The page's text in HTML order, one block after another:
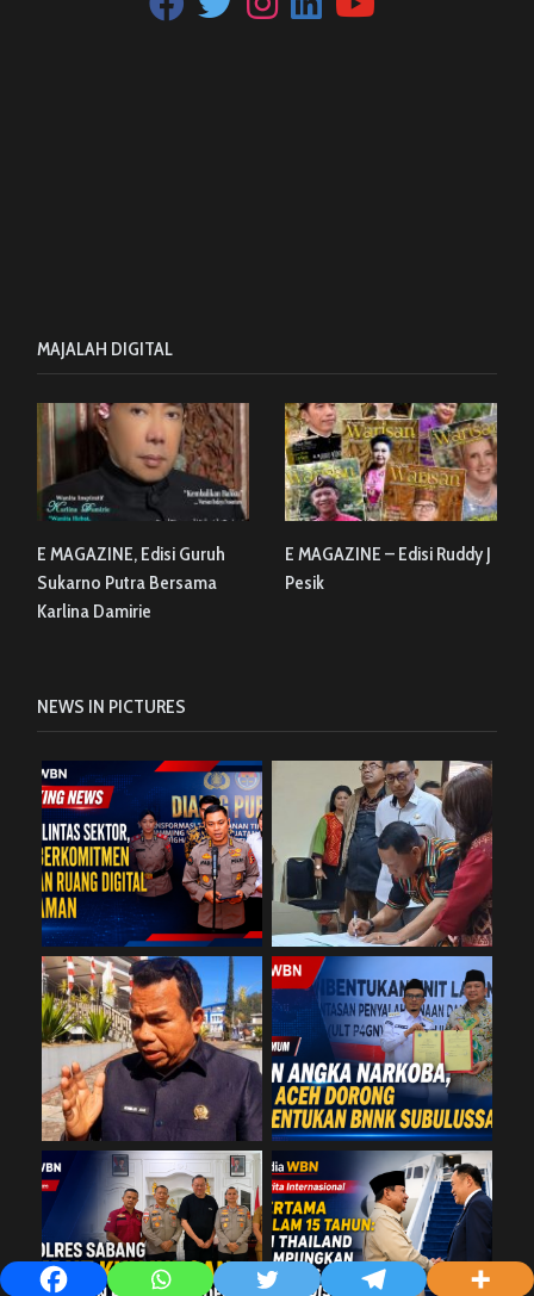
MAJALAH DIGITAL
E MAGAZINE, Edisi Guruh
Sukarno Putra Bersama
Karlina Damirie
E MAGAZINE – Edisi Ruddy J
Pesik
NEWS IN PICTURES